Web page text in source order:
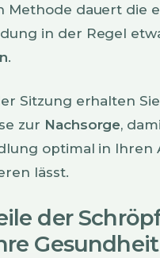
Methode dauert die
in der Regel
.
Sitzung erhalten
zur Nachsorge,
optimal in Ihren
lässt.
der
Gesundheit